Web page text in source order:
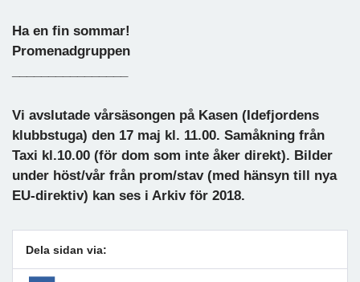
Ha en fin sommar!
Promenadgruppen
Vi avslutade vårsäsongen på Kasen (Idefjordens
klubbstuga) den 17 maj kl. 11.00. Samåkning från
Taxi kl.10.00 (för dom som inte åker direkt). Bilder
under höst/vår från prom/stav (med hänsyn till nya
EU-direktiv) kan ses i Arkiv för 2018.
Dela sidan via: